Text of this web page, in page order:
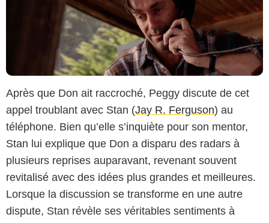
Après que Don ait raccroché, Peggy discute de cet
appel troublant avec Stan (Jay R. Ferguson) au
téléphone. Bien qu’elle s’inquiète pour son mentor,
Stan lui explique que Don a disparu des radars à
plusieurs reprises auparavant, revenant souvent
revitalisé avec des idées plus grandes et meilleures.
Lorsque la discussion se transforme en une autre
dispute, Stan révèle ses véritables sentiments à